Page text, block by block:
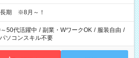
長期 ※8月～！
50代活躍中 / 副業・WワークOK / 服装自由 /
パソコンスキル不要